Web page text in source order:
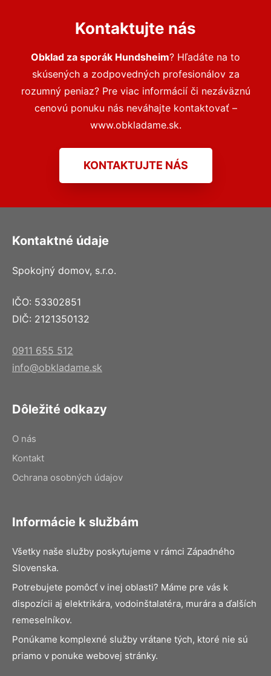
Kontaktujte nás
Obklad za sporák Hundsheim? Hľadáte na to
skúsených a zodpovedných profesionálov za
rozumný peniaz? Pre viac informácií či nezáväznú
cenovú ponuku nás neváhajte kontaktovať –
www.obkladame.sk.
KONTAKTUJTE NÁS
Kontaktné údaje
Spokojný domov, s.r.o.
IČO: 53302851
DIČ: 2121350132
0911 655 512
info@obkladame.sk
Dôležité odkazy
O nás
Kontakt
Ochrana osobných údajov
Informácie k službám
Všetky naše služby poskytujeme v rámci Západného
Slovenska.
Potrebujete pomôcť v inej oblasti? Máme pre vás k
dispozícii aj elektrikára, vodoinštalatéra, murára a ďalších
remeselníkov.
Ponúkame komplexné služby vrátane tých, ktoré nie sú
priamo v ponuke webovej stránky.